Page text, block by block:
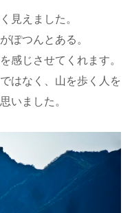
見えました。
ぽつんとある。
感じさせてくれます。
はなく、山を歩く人を
いました。